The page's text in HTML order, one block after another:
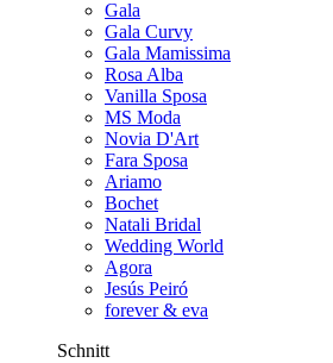
Gala
Gala Curvy
Gala Mamissima
Rosa Alba
Vanilla Sposa
MS Moda
Novia D'Art
Fara Sposa
Ariamo
Bochet
Natali Bridal
Wedding World
Agora
Jesús Peiró
forever & eva
Schnitt